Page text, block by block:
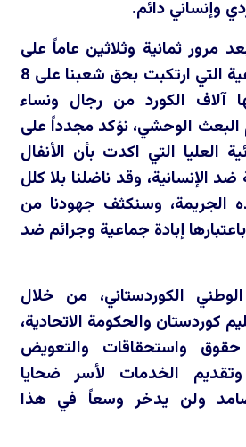
وإنساني دائم.
مرور ثمانية وثلاثين عاماً على
جريمة الإبادة الجماعية التي ارتكبت بحق شعبنا على 8
آلاف الكورد من رجال ونساء
البعث الوحشي، نؤكد مجدداً على
العليا التي اكدت بأن الأنفال
الإنسانية، وقد ناضلنا بلا كلل
وسنكثف جهودنا من
إبادة جماعية وجرائم ضد
الكوردستاني، من خلال
والحكومة الاتحادية،
واستحقاقات والتعويض
الخدمات لأسر ضحايا
ولن يدخر وسعاً في هذا